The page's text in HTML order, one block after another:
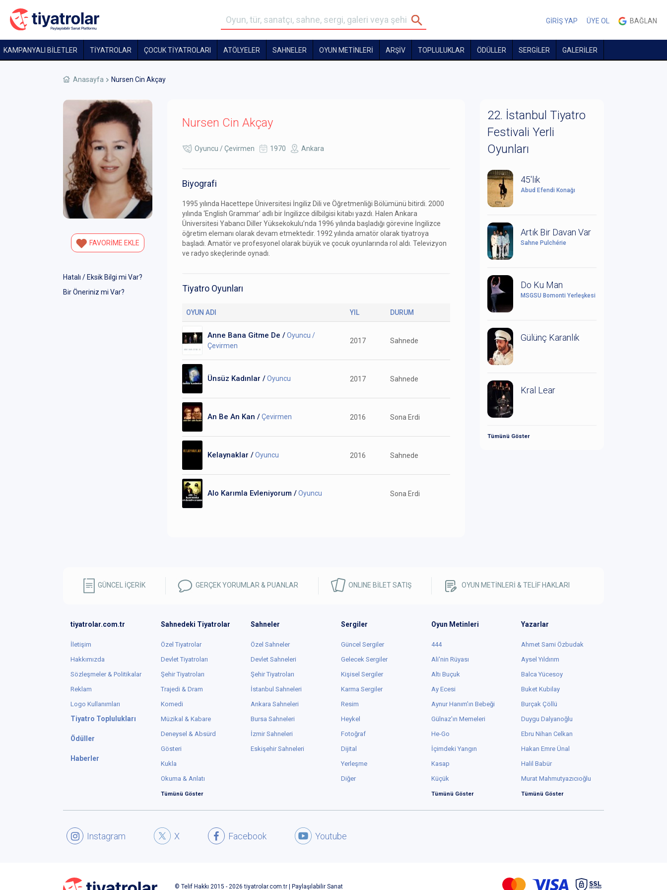
GİRİŞ YAP ÜYE OL BAĞLAN
KAMPANYALI BİLETLER TİYATROLAR ÇOCUK TIYATROLARI ATÖLYELER SAHNELER OYUN METİNLERİ ARŞİV TOPLULUKLAR ÖDÜLLER SERGİLER GALERİLER
Anasayfa Nursen Cin Akçay
FAVORİME EKLE
Hatalı / Eksik Bilgi mi Var?
Bir Öneriniz mi Var?
Nursen Cin Akçay
Oyuncu / Çevirmen 1970 Ankara
Biyografi
1995 yılında Hacettepe Üniversitesi İngiliz Dili ve Öğretmenliği Bölümünü bitirdi. 2000
yılında ‘English Grammar’ adlı bir İngilizce dilbilgisi kitabı yazdı. Halen Ankara
Üniversitesi Yabancı Diller Yüksekokulu’nda 1996 yılında başladığı görevine İngilizce
öğretim elemanı olarak devam etmektedir. 1992 yılında amatör olarak tiyatroya
başladı. Amatör ve profesyonel olarak büyük ve çocuk oyunlarında rol aldı. Televizyon
ve radyo skeçlerinde oynadı.
Tiyatro Oyunları
OYUN ADI YIL DURUM
Anne Bana Gitme De /Oyuncu /
Çevirmen
2017 Sahnede
Ünsüz Kadınlar /Oyuncu 2017 Sahnede
An Be An Kan /Çevirmen 2016 Sona Erdi
Kelaynaklar /Oyuncu 2016 Sahnede
Alo Karımla Evleniyorum /Oyuncu Sona Erdi
22. İstanbul Tiyatro
Festivali Yerli
Oyunları
45'lik
Abud Efendi Konağı
Artık Bir Davan Var
Sahne Pulchérie
Do Ku Man
MSGSÜ Bomonti Yerleşkesi
Gülünç Karanlık
Kral Lear
Tümünü Göster
GÜNCEL İÇERİK GERÇEK YORUMLAR & PUANLAR ONLINE BİLET SATIŞ OYUN METİNLERİ & TELİF HAKLARI
tiyatrolar.com.tr
İletişim
Hakkımızda
Sözleşmeler & Politikalar
Reklam
Logo Kullanımları
Tiyatro Toplulukları
Ödüller
Haberler
Sahnedeki Tiyatrolar
Özel Tiyatrolar
Devlet Tiyatroları
Şehir Tiyatroları
Trajedi & Dram
Komedi
Müzikal & Kabare
Deneysel & Absürd
Gösteri
Kukla
Okuma & Anlatı
Tümünü Göster
Sahneler
Özel Sahneler
Devlet Sahneleri
Şehir Tiyatroları
İstanbul Sahneleri
Ankara Sahneleri
Bursa Sahneleri
İzmir Sahneleri
Eskişehir Sahneleri
Sergiler
Güncel Sergiler
Gelecek Sergiler
Kişisel Sergiler
Karma Sergiler
Resim
Heykel
Fotoğraf
Dijital
Yerleşme
Diğer
Oyun Metinleri
444
Ali'nin Rüyası
Altı Buçuk
Ay Ecesi
Aynur Hanım'ın Bebeği
Gülnaz'ın Memeleri
He-Go
İçimdeki Yangın
Kasap
Küçük
Tümünü Göster
Yazarlar
Ahmet Sami Özbudak
Aysel Yıldırım
Balca Yücesoy
Buket Kubilay
Burçak Çöllü
Duygu Dalyanoğlu
Ebru Nihan Celkan
Hakan Emre Ünal
Halil Babür
Murat Mahmutyazıcıoğlu
Tümünü Göster
Youtube
Facebook
X
Instagram
© Telif Hakkı 2015 - 2026 tiyatrolar.com.tr | Paylaşılabilir Sanat